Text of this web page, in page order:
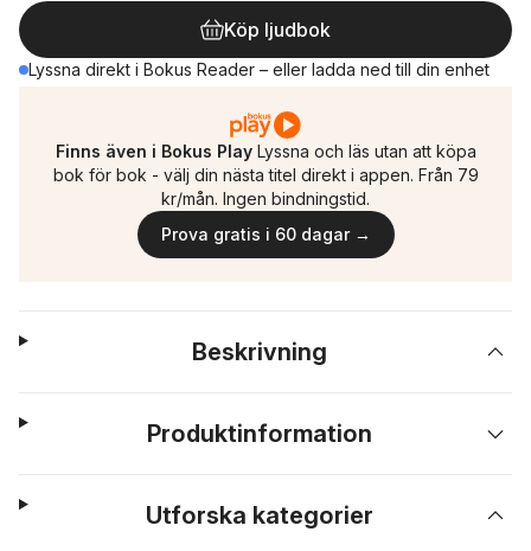
Köp ljudbok
Lyssna direkt i Bokus Reader – eller ladda ned till din enhet
Finns även i Bokus Play Lyssna och läs utan att köpa
bok för bok - välj din nästa titel direkt i appen. Från 79
kr/mån. Ingen bindningstid.
Prova gratis i 60 dagar →
Beskrivning
Produktinformation
Utforska kategorier